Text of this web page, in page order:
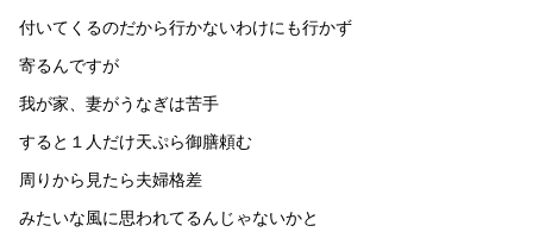
付いてくるのだから行かないわけにも行かず
寄るんですが
我が家、妻がうなぎは苦手
すると１人だけ天ぷら御膳頼む
周りから見たら夫婦格差
みたいな風に思われてるんじゃないかと